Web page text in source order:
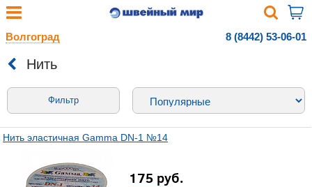
Волгоград 8 (8442) 53-06-01
Нить
Фильтр
Нить эластичная Gamma DN-1 №14
175 руб.